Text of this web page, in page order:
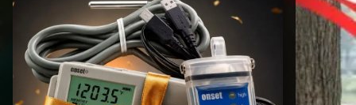
Categories
Brands